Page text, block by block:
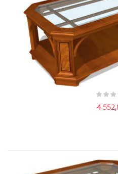
01117 Стол
4